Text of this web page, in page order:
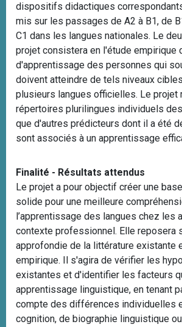
dispositifs didactiques
mis sur les passages de A2 à B1, de
C1 dans les langues nationales. Le
projet consistera en l'étude empirique
d'apprentissage des personnes qui
doivent atteindre de tels niveaux
plusieurs langues officielles. Le projet
répertoires plurilingues individuels
que d'autres prédicteurs dont il a été
sont associés à un apprentissage
Finalité - Résultats attendus
Le projet a pour objectif créer une
solide pour une meilleure
l’apprentissage des langues chez les
contexte professionnel. Elle reposera
approfondie de la littérature existante
empirique. Il s'agira de vérifier les
existantes et d'identifier les facteurs
apprentissage linguistique, en tenant
compte des différences individuelles
cognition, de biographie linguistique